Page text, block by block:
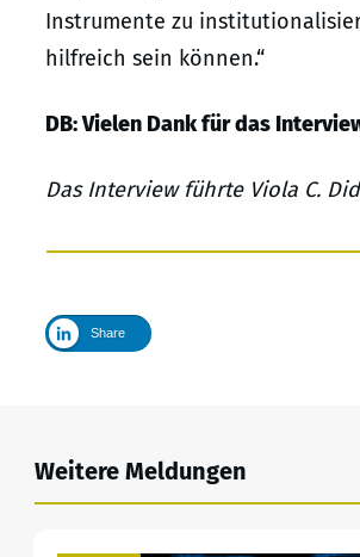
Instrumente zu
hilfreich sein können.“
DB: Vielen Dank für das
Das Interview führte Viola C.
Share
Weitere Meldungen